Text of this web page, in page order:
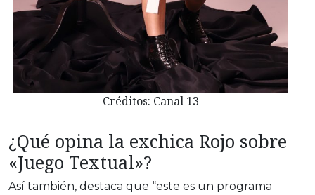
Créditos: Canal 13
¿Qué opina la exchica Rojo sobre
«Juego Textual»?
Así también, destaca que “este es un programa